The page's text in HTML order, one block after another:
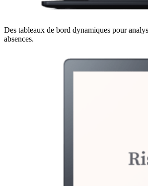
Des tableaux de bord dynamiques pour
absences.